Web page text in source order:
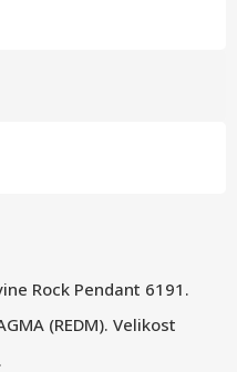
Rock Pendant 6191.
(REDM). Velikost